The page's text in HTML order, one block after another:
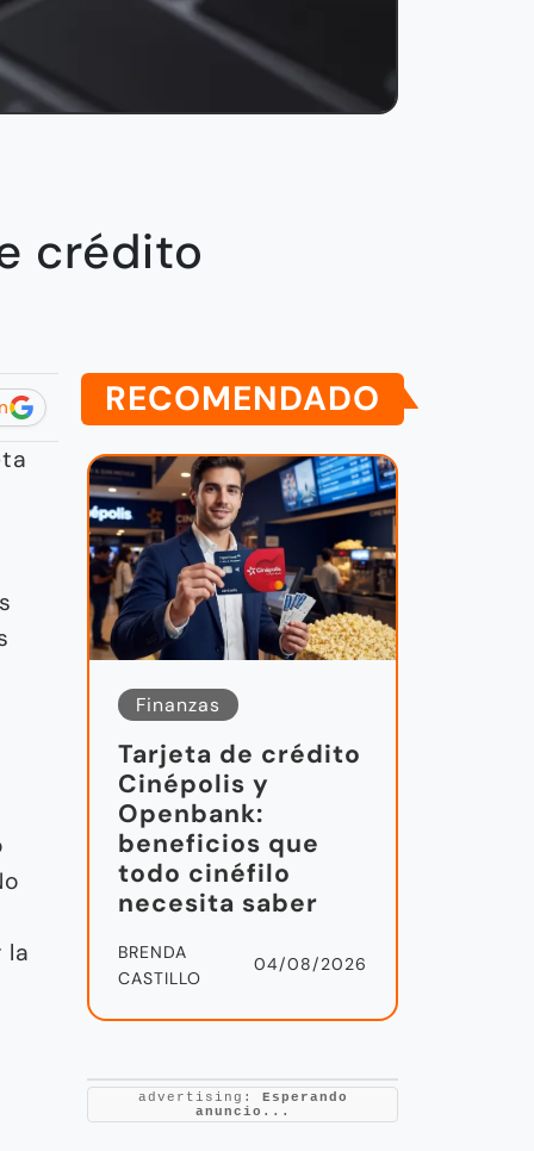
crédito
la
RECOMENDADO
Finanzas
Tarjeta de crédito
Cinépolis y
Openbank:
beneficios que
todo cinéfilo
necesita saber
BRENDA
CASTILLO
04/08/2026
advertising:
Esperando
anuncio...